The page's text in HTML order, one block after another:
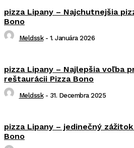
pizza Lipany – Najchutnejšia
Bono
Meldssk - 1. Januára 2026
pizza Lipany – Najlepšia voľba
reštaurácii Pizza Bono
Meldssk - 31. Decembra 2025
pizza Lipany – jedinečný
Bono